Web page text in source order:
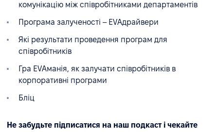
комунікацію між співробітниками департаментів
Програма залученості – EVAдрайвери
Які результати проведення програм для
співробітників
Гра EVAманія, як залучати співробітників в
корпоративні програми
Бліц
Не забудьте підписатися на наш подкаст і чекайте